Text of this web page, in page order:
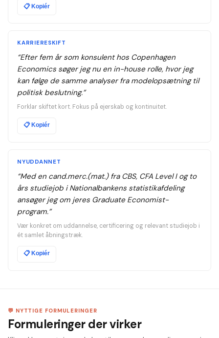
📋Kopiér
KARRIERESKIFT
“Efter fem år som konsulent hos Copenhagen
Economics søger jeg nu en in-house rolle, hvor jeg
kan følge de samme analyser fra modelopsætning til
politisk beslutning.”
Forklar skiftet kort. Fokus på ejerskab og kontinuitet.
📋Kopiér
NYUDDANNET
“Med en cand.merc.(mat.) fra CBS, CFA Level I og to
års studiejob i Nationalbankens statistikafdeling
ansøger jeg om jeres Graduate Economist-
program.”
Vær konkret om uddannelse, certificering og relevant studiejob i
ét samlet åbningstræk.
📋Kopiér
💬 NYTTIGE FORMULERINGER
Formuleringer der virker